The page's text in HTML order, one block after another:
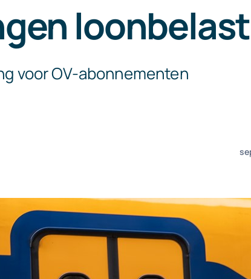
voor OV-abonnementen